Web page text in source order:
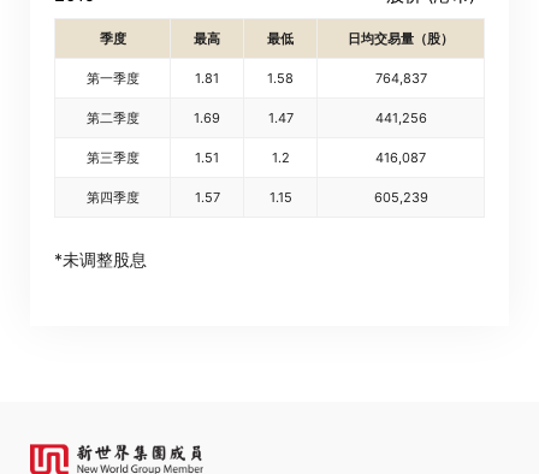
季度 最高 最低 日均交易量（股）
第一季度 1.81 1.58 764,837
第二季度 1.69 1.47 441,256
第三季度 1.51 1.2 416,087
第四季度 1.57 1.15 605,239
*未调整股息
进入 取消